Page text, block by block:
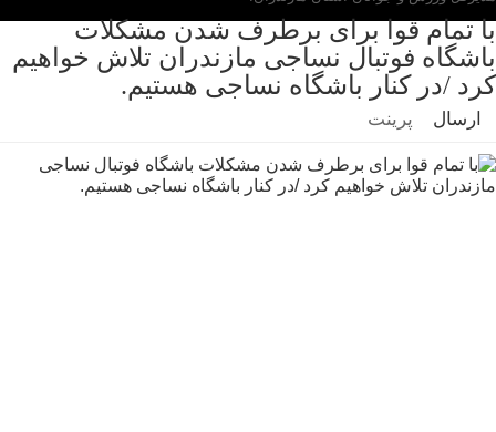
با تمام قوا برای برطرف شدن مشکلات
باشگاه فوتبال نساجی مازندران تلاش خواهیم
کرد /در کنار باشگاه نساجی هستیم.
ارسال پرینت